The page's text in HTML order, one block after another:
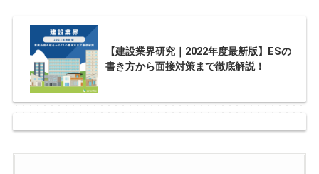
【建設業界研究｜2022年度最新版】ESの
書き方から面接対策まで徹底解説！